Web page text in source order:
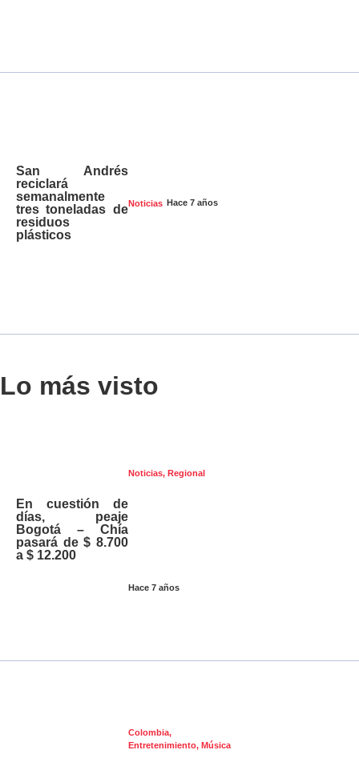
Noticias Hace 7 años
San Andrés
reciclará
semanalmente
tres toneladas de
residuos
plásticos
Lo más visto
Noticias, Regional
Hace 7 años
En cuestión de
días, peaje
Bogotá – Chía
pasará de $ 8.700
a $ 12.200
Colombia,
Entretenimiento, Música